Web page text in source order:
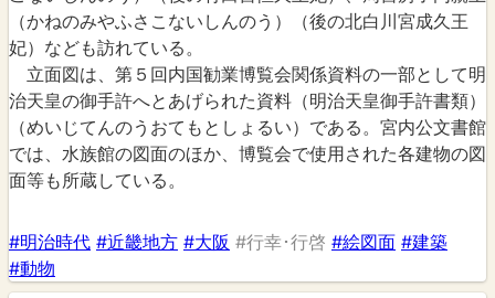
（かねのみやふさこないしんのう）（後の北白川宮成久王
妃）なども訪れている。
立面図は、第５回内国勧業博覧会関係資料の一部として明
治天皇の御手許へとあげられた資料（明治天皇御手許書類）
（めいじてんのうおてもとしょるい）である。宮内公文書館
では、水族館の図面のほか、博覧会で使用された各建物の図
面等も所蔵している。
#明治時代 #近畿地方 #大阪 #行幸･行啓 #絵図面 #建築
#動物